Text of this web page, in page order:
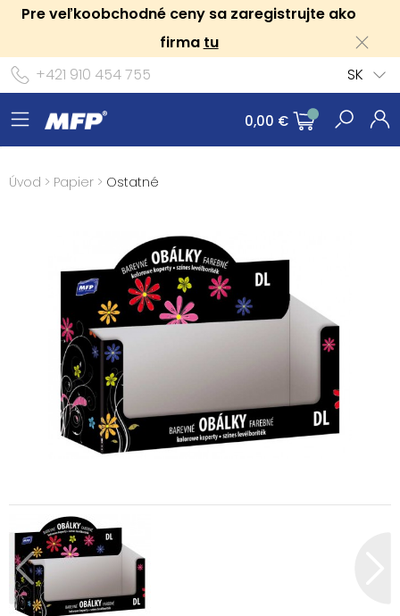
Pre veľkoobchodné ceny sa zaregistrujte ako
firma tu
+421 910 454 755
SK
0,00 €
Úvod > Papier > Ostatné